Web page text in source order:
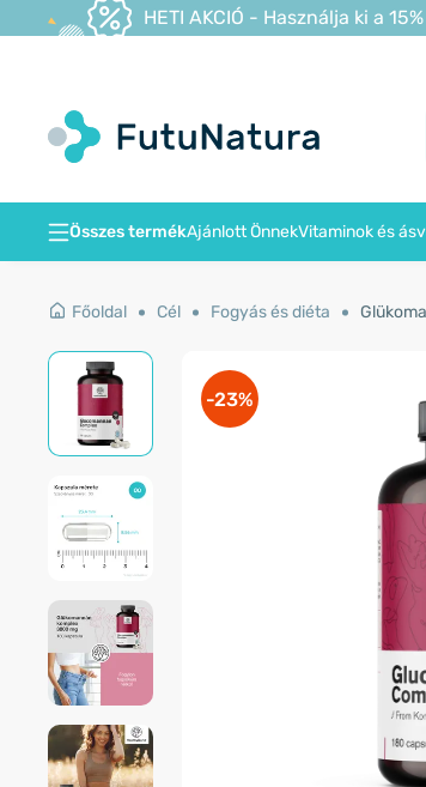
HETI AKCIÓ - Használja ki a
Összes termékAjánlott ÖnnekVitaminok és
Főoldal Cél Fogyás és diéta
-23%